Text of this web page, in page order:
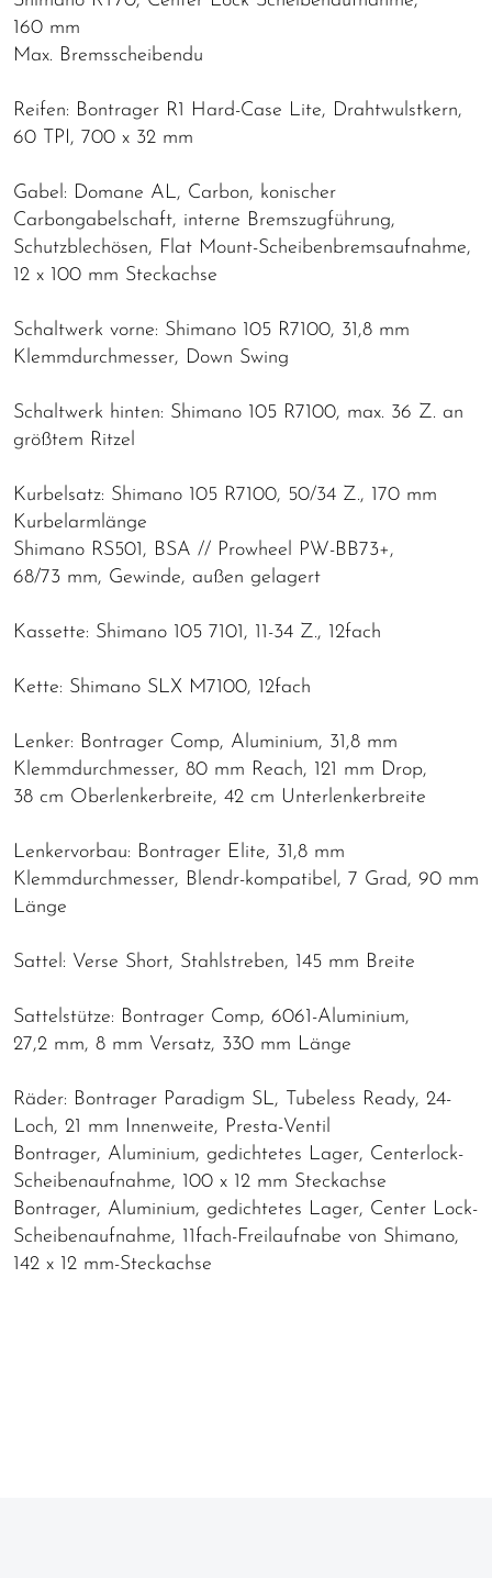
160 mm
Max. Bremsscheibendu
Reifen: Bontrager R1 Hard-Case Lite, Drahtwulstkern,
60 TPI, 700 x 32 mm
Gabel: Domane AL, Carbon, konischer
Carbongabelschaft, interne Bremszugführung,
Schutzblechösen, Flat Mount-Scheibenbremsaufnahme,
12 x 100 mm Steckachse
Schaltwerk vorne: Shimano 105 R7100, 31,8 mm
Klemmdurchmesser, Down Swing
Schaltwerk hinten: Shimano 105 R7100, max. 36 Z. an
größtem Ritzel
Kurbelsatz: Shimano 105 R7100, 50/34 Z., 170 mm
Kurbelarmlänge
Shimano RS501, BSA // Prowheel PW-BB73+,
68/73 mm, Gewinde, außen gelagert
Kassette: Shimano 105 7101, 11-34 Z., 12fach
Kette: Shimano SLX M7100, 12fach
Lenker: Bontrager Comp, Aluminium, 31,8 mm
Klemmdurchmesser, 80 mm Reach, 121 mm Drop,
38 cm Oberlenkerbreite, 42 cm Unterlenkerbreite
Lenkervorbau: Bontrager Elite, 31,8 mm
Klemmdurchmesser, Blendr-kompatibel, 7 Grad, 90 mm
Länge
Sattel: Verse Short, Stahlstreben, 145 mm Breite
Sattelstütze: Bontrager Comp, 6061-Aluminium,
27,2 mm, 8 mm Versatz, 330 mm Länge
Räder: Bontrager Paradigm SL, Tubeless Ready, 24-
Loch, 21 mm Innenweite, Presta-Ventil
Bontrager, Aluminium, gedichtetes Lager, Centerlock-
Scheibenaufnahme, 100 x 12 mm Steckachse
Bontrager, Aluminium, gedichtetes Lager, Center Lock-
Scheibenaufnahme, 11fach-Freilaufnabe von Shimano,
142 x 12 mm-Steckachse